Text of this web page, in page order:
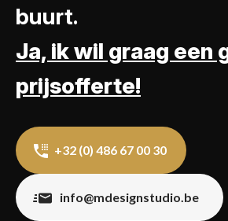
buurt.
Ja, ik wil graag een
prijsofferte!
+32 (0) 486 67 00 30
info@mdesignstudio.be